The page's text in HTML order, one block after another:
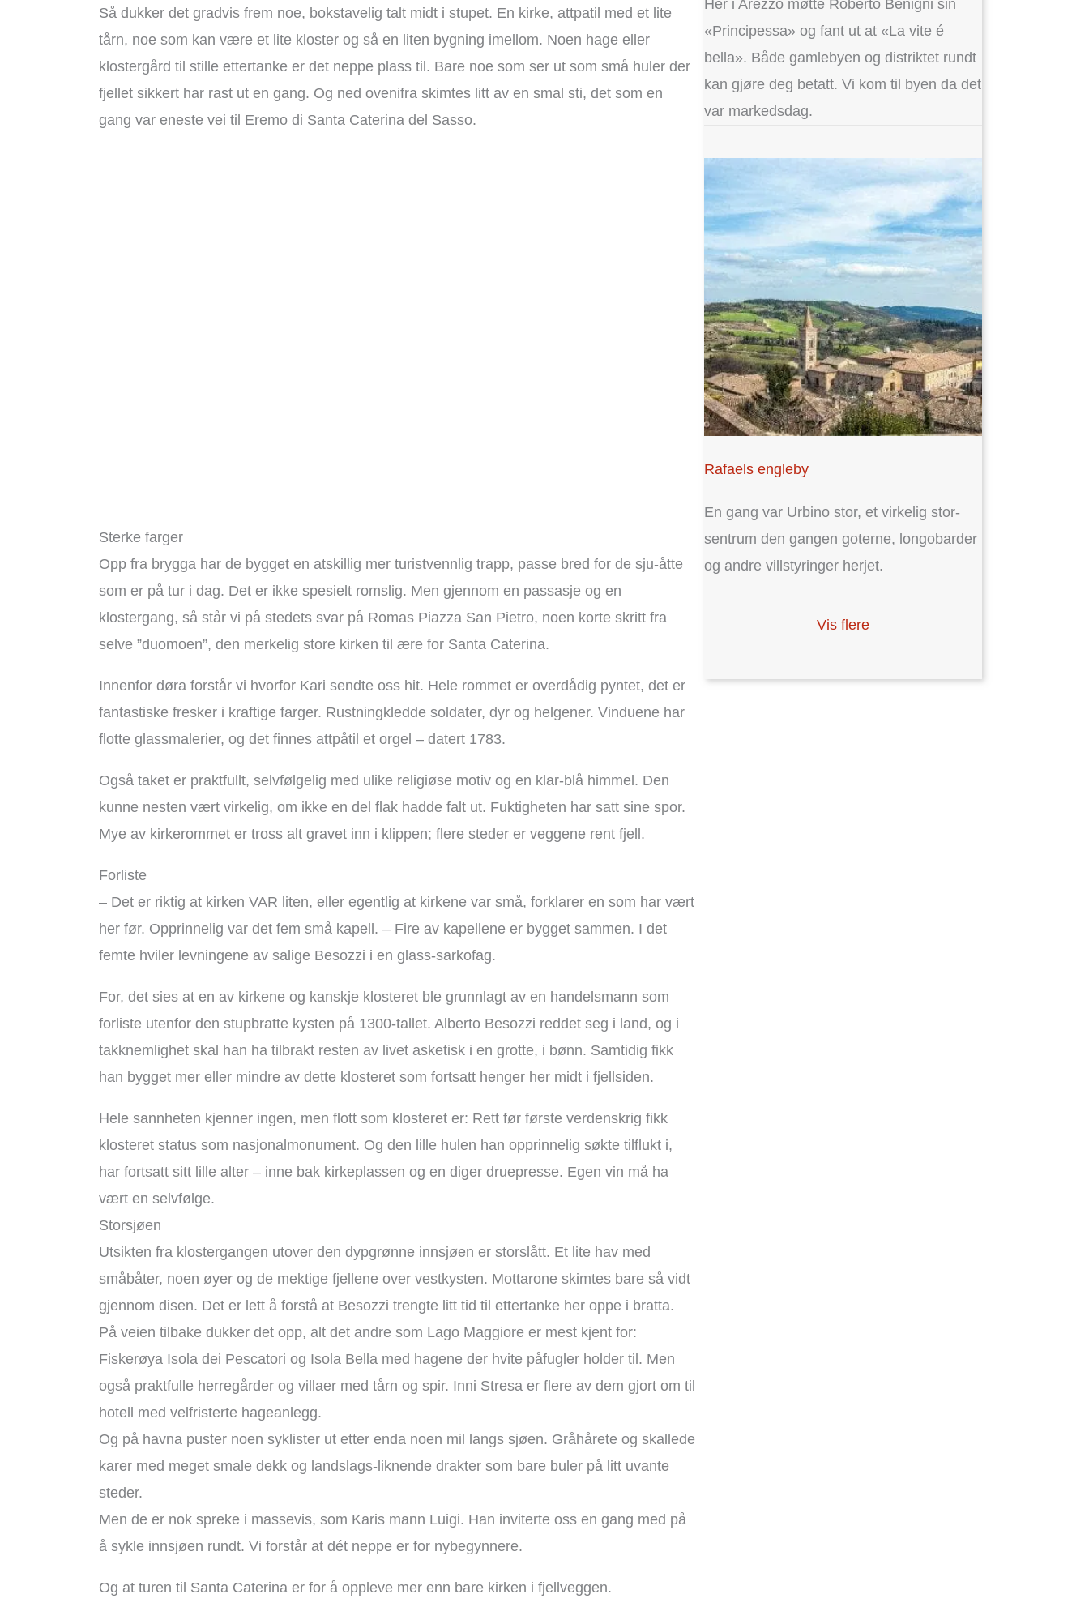
Så dukker det gradvis frem noe, bokstavelig talt midt i stupet. En kirke, attpatil med et lite
tårn, noe som kan være et lite kloster og så en liten bygning imellom. Noen hage eller
klostergård til stille ettertanke er det neppe plass til. Bare noe som ser ut som små huler der
fjellet sikkert har rast ut en gang. Og ned ovenifra skimtes litt av en smal sti, det som en
gang var eneste vei til Eremo di Santa Caterina del Sasso.
Sterke farger
Opp fra brygga har de bygget en atskillig mer turistvennlig trapp, passe bred for de sju-åtte
som er på tur i dag. Det er ikke spesielt romslig. Men gjennom en passasje og en
klostergang, så står vi på stedets svar på Romas Piazza San Pietro, noen korte skritt fra
selve ”duomoen”, den merkelig store kirken til ære for Santa Caterina.
Innenfor døra forstår vi hvorfor Kari sendte oss hit. Hele rommet er overdådig pyntet, det er
fantastiske fresker i kraftige farger. Rustningkledde soldater, dyr og helgener. Vinduene har
flotte glassmalerier, og det finnes attpåtil et orgel – datert 1783.
Også taket er praktfullt, selvfølgelig med ulike religiøse motiv og en klar-blå himmel. Den
kunne nesten vært virkelig, om ikke en del flak hadde falt ut. Fuktigheten har satt sine spor.
Mye av kirkerommet er tross alt gravet inn i klippen; flere steder er veggene rent fjell.
Forliste
– Det er riktig at kirken VAR liten, eller egentlig at kirkene var små, forklarer en som har vært
her før. Opprinnelig var det fem små kapell. – Fire av kapellene er bygget sammen. I det
femte hviler levningene av salige Besozzi i en glass-sarkofag.
For, det sies at en av kirkene og kanskje klosteret ble grunnlagt av en handelsmann som
forliste utenfor den stupbratte kysten på 1300-tallet. Alberto Besozzi reddet seg i land, og i
takknemlighet skal han ha tilbrakt resten av livet asketisk i en grotte, i bønn. Samtidig fikk
han bygget mer eller mindre av dette klosteret som fortsatt henger her midt i fjellsiden.
Hele sannheten kjenner ingen, men flott som klosteret er: Rett før første verdenskrig fikk
klosteret status som nasjonalmonument. Og den lille hulen han opprinnelig søkte tilflukt i,
har fortsatt sitt lille alter – inne bak kirkeplassen og en diger druepresse. Egen vin må ha
vært en selvfølge.
Storsjøen
Utsikten fra klostergangen utover den dypgrønne innsjøen er storslått. Et lite hav med
småbåter, noen øyer og de mektige fjellene over vestkysten. Mottarone skimtes bare så vidt
gjennom disen. Det er lett å forstå at Besozzi trengte litt tid til ettertanke her oppe i bratta.
På veien tilbake dukker det opp, alt det andre som Lago Maggiore er mest kjent for:
Fiskerøya Isola dei Pescatori og Isola Bella med hagene der hvite påfugler holder til. Men
også praktfulle herregårder og villaer med tårn og spir. Inni Stresa er flere av dem gjort om til
hotell med velfristerte hageanlegg.
Og på havna puster noen syklister ut etter enda noen mil langs sjøen. Gråhårete og skallede
karer med meget smale dekk og landslags-liknende drakter som bare buler på litt uvante
steder.
Men de er nok spreke i massevis, som Karis mann Luigi. Han inviterte oss en gang med på
å sykle innsjøen rundt. Vi forstår at dét neppe er for nybegynnere.
Og at turen til Santa Caterina er for å oppleve mer enn bare kirken i fjellveggen.
Her i Arezzo møtte Roberto Benigni sin
«Principessa» og fant ut at «La vite é
bella». Både gamlebyen og distriktet rundt
kan gjøre deg betatt. Vi kom til byen da det
var markedsdag.
Rafaels engleby
En gang var Urbino stor, et virkelig stor-
sentrum den gangen goterne, longobarder
og andre villstyringer herjet.
Vis flere